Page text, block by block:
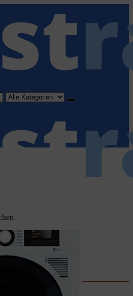
Stromkosten